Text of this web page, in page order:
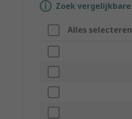
Zoek
Alles selecteren